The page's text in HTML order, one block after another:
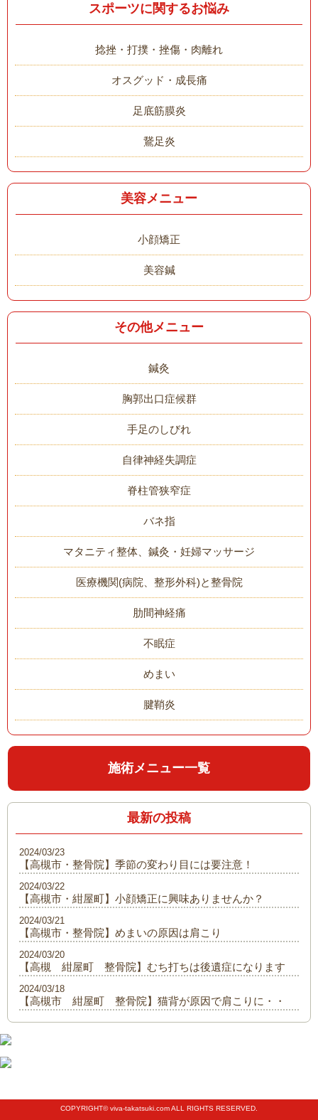
スポーツに関するお悩み
捻挫・打撲・挫傷・肉離れ
オスグッド・成長痛
足底筋膜炎
鵞足炎
美容メニュー
小顔矯正
美容鍼
その他メニュー
鍼灸
胸郭出口症候群
手足のしびれ
自律神経失調症
脊柱管狭窄症
バネ指
マタニティ整体、鍼灸・妊婦マッサージ
医療機関(病院、整形外科)と整骨院
肋間神経痛
不眠症
めまい
腱鞘炎
施術メニュー一覧
最新の投稿
【高槻市・整骨院】季節の変わり目には要注意！
2024/03/23
【高槻市・紺屋町】小顔矯正に興味ありませんか？
2024/03/22
【高槻市・整骨院】めまいの原因は肩こり
2024/03/21
【高槻 紺屋町 整骨院】むち打ちは後遺症になります
2024/03/20
【高槻市 紺屋町 整骨院】猫背が原因で肩こりに・・
2024/03/18
COPYRIGHT© viva-takatsuki.com ALL RIGHTS RESERVED.